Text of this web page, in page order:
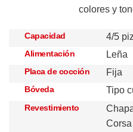
colores y
Capacidad 4/5
Alimentación Leña
Placa de cocción Fija
Bóveda Tipo
Revestimiento